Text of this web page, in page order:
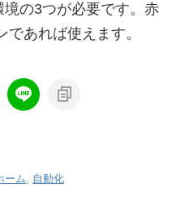
の3つが必要です。赤
あれば使えます。
ーム, 自動化